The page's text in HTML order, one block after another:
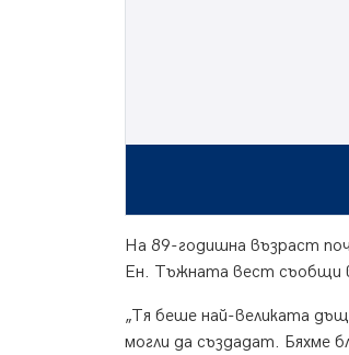
На 89-годишна възраст
Ен. Тъжната вест съобщи
„Тя беше най-великата
могли да създадат. Бяхме